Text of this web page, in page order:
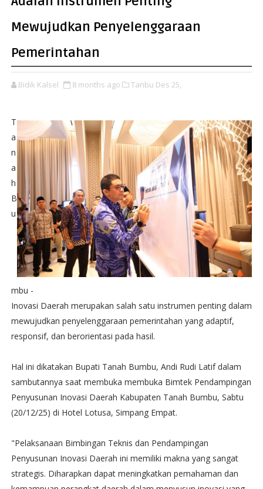
Mewujudkan Penyelenggaraan
Pemerintahan
Bidik Kalsel 8 months ago Tanbu Des 25,
T
a
n
a
h
B
u
mbu -
Inovasi Daerah merupakan salah satu instrumen penting dalam
mewujudkan penyelenggaraan pemerintahan yang adaptif,
responsif, dan berorientasi pada hasil.
Hal ini dikatakan Bupati Tanah Bumbu, Andi Rudi Latif dalam
sambutannya saat membuka membuka Bimtek Pendampingan
Penyusunan Inovasi Daerah Kabupaten Tanah Bumbu, Sabtu
(20/12/25) di Hotel Lotusa, Simpang Empat.
"Pelaksanaan Bimbingan Teknis dan Pendampingan
Penyusunan Inovasi Daerah ini memiliki makna yang sangat
strategis. Diharapkan dapat meningkatkan pemahaman dan